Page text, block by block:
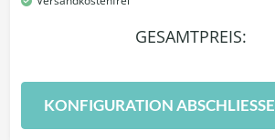
GESAMTPREIS:
KONFIGURATION ABSCHLIESSEN